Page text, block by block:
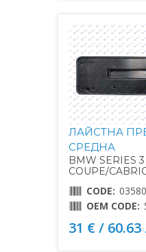
ЛАЙСТНА
СРЕДНА
BMW SERIES 3
COUPE/
CODE:
OEM CODE:
31 € / 60.63